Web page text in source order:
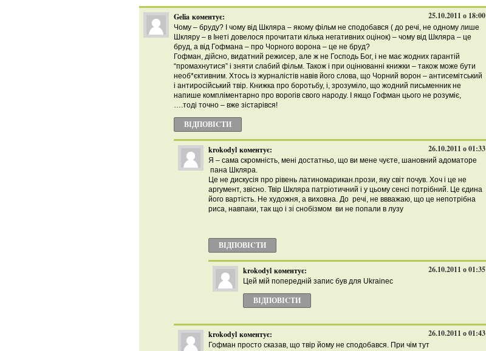
Gelia коментує: 25.10.2011 о 18:00
Чому – бруду? І чому від Шкляра – якому фільм не сподобався ( до речі, не одному лише
Шкляру – в Інеті довелося прочитати кілька негативних оцінок) – чому від Шкляра – це
бруд, а від Гофмана – про Чорного ворона – це не бруд?
Гофман, дійсно, видатний режисер, але ж не Господь Бог, і не має жодних гарантій
“промахнутися” і зняти слабий фільм. Також і при оцінюванні книжки – також може бути
необ*єктивним. Хтось із журналістів навів його слова, що Чорний ворон – антисемітський
і антиросійський твір. Книжка про боротьбу, і, зрозуміло, що жодний письменник не
напише компліментарно про ворогів свого народу. І якщо Гофман цього не розуміє,
….тоді точно – вже зістарівся!
ВІДПОВІCТИ
krokodyl коментує: 26.10.2011 о 01:33
Я – сама скромність, мені достатньо, що ви мене чуєте, шановний адоматоре
пана Шкляра.
Це не дискусія про рівень латиномарикан.прози, яку світ почув. Хоч і це не
аргумент, звісно. Твір Шкляра патріотичний і у цьому сенсі потрібний. Це єдина
його вартість. Не художня, а виховна. До речі, не ввважаю, що це непотрібна
риса, навпаки, так що і зі снобізмом ви не попали в лузу
ВІДПОВІCТИ
krokodyl коментує: 26.10.2011 о 01:35
Цей мій попередній запис був для Ukrainec
ВІДПОВІCТИ
krokodyl коментує: 26.10.2011 о 01:43
Гофман просто сказав, що твір йому не сподобався. При чім тут